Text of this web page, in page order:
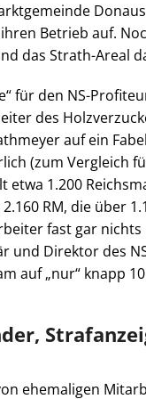
Betrieb auf.
das Strath-Areal
für den NS-
des
auf ein
(zum Vergleich
etwa 1.200
RM, die über
fast gar
und Direktor des
auf „nur“ knapp
ehemaligen